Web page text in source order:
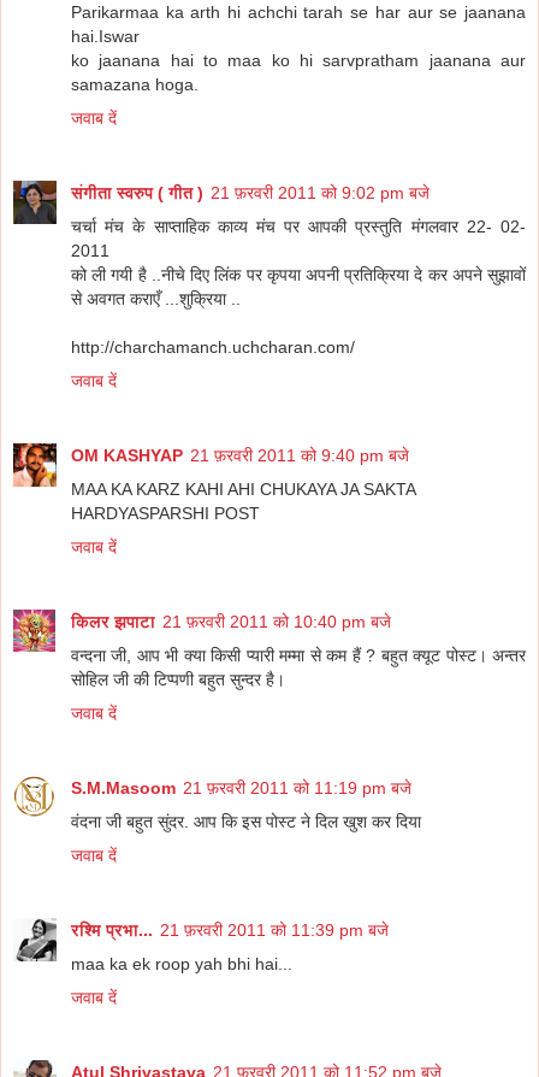
Parikarmaa ka arth hi achchi tarah se har aur se jaanana
hai.Iswar
ko jaanana hai to maa ko hi sarvpratham jaanana aur
samazana hoga.
जवाब दें
संगीता स्वरुप ( गीत ) 21 फ़रवरी 2011 को 9:02 pm बजे
चर्चा मंच के साप्ताहिक काव्य मंच पर आपकी प्रस्तुति मंगलवार 22- 02-
2011
को ली गयी है ..नीचे दिए लिंक पर कृपया अपनी प्रतिक्रिया दे कर अपने सुझावों
से अवगत कराएँ ...शुक्रिया ..
http://charchamanch.uchcharan.com/
जवाब दें
OM KASHYAP 21 फ़रवरी 2011 को 9:40 pm बजे
MAA KA KARZ KAHI AHI CHUKAYA JA SAKTA
HARDYASPARSHI POST
जवाब दें
किलर झपाटा 21 फ़रवरी 2011 को 10:40 pm बजे
वन्दना जी, आप भी क्या किसी प्यारी मम्मा से कम हैं ? बहुत क्यूट पोस्ट। अन्तर
सोहिल जी की टिप्पणी बहुत सुन्दर है।
जवाब दें
S.M.Masoom 21 फ़रवरी 2011 को 11:19 pm बजे
वंदना जी बहुत सुंदर. आप कि इस पोस्ट ने दिल खुश कर दिया
जवाब दें
रश्मि प्रभा... 21 फ़रवरी 2011 को 11:39 pm बजे
maa ka ek roop yah bhi hai...
जवाब दें
Atul Shrivastava 21 फ़रवरी 2011 को 11:52 pm बजे